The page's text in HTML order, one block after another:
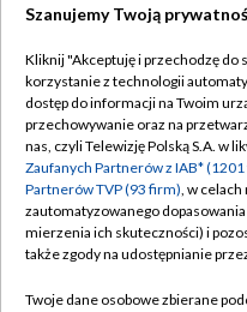
Abonament TVP
Emisja w TVP
Centrum informacji TVP
Naziemna Telewizja
Szanujemy Twoją
Kliknij "Akceptuję i przechodzę do
korzystanie z technologii
dostęp do informacji na Twoim
przechowywanie oraz na
nas, czyli Telewizję Polską S.A. w
Zaufanych Partnerów z IAB*
Partnerów TVP (93 firm), w
zautomatyzowanego
mierzenia ich skuteczności) i
także zgody na udostępnianie
Twoje dane osobowe zbierane